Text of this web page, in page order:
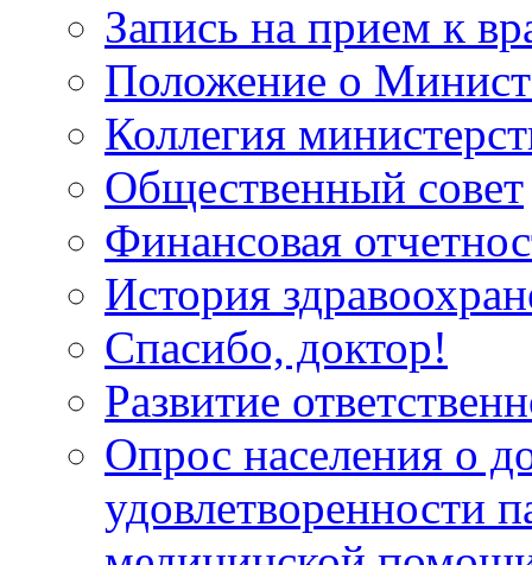
Запись на прием к
Положение о
Коллегия
Общественный совет
Финансовая
История
Спасибо, доктор!
Развитие
Опрос населения о
удовлетворенности